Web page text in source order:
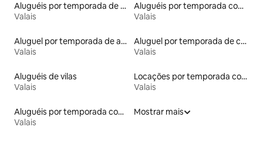
Aluguéis por temporada de celeiros
Valais
Aluguéis por temporada com suítes privativas
Valais
Aluguel por temporada de apart-hotéis
Valais
Aluguel por temporada de casas de hóspedes
Valais
Aluguéis de vilas
Valais
Locações por temporada com piscina
Valais
Aluguéis por temporada com sauna
Valais
Mostrar mais